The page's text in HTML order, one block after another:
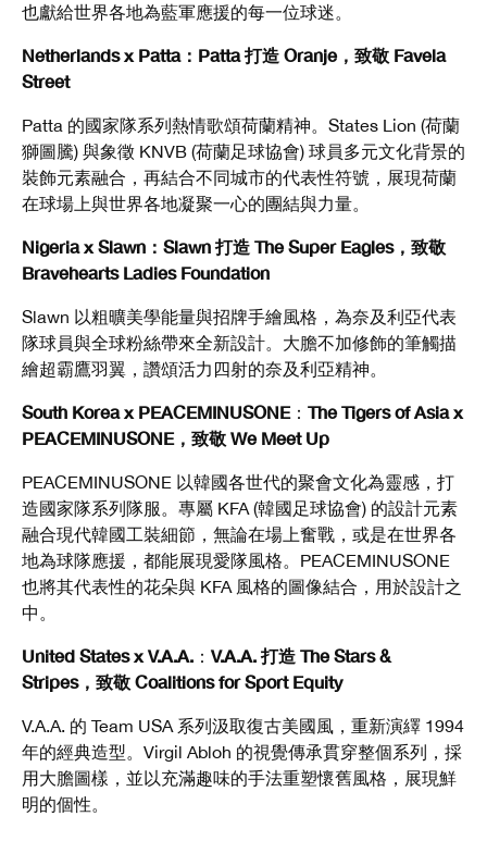
也獻給世界各地為藍軍應援的每一位球迷。
Netherlands x Patta：Patta 打造 Oranje，致敬 Favela
Street
Patta 的國家隊系列熱情歌頌荷蘭精神。States Lion (荷蘭
獅圖騰) 與象徵 KNVB (荷蘭足球協會) 球員多元文化背景的
裝飾元素融合，再結合不同城市的代表性符號，展現荷蘭
在球場上與世界各地凝聚一心的團結與力量。
Nigeria x Slawn：Slawn 打造 The Super Eagles，致敬
Bravehearts Ladies Foundation
Slawn 以粗曠美學能量與招牌手繪風格，為奈及利亞代表
隊球員與全球粉絲帶來全新設計。大膽不加修飾的筆觸描
繪超霸鷹羽翼，讚頌活力四射的奈及利亞精神。
South Korea x PEACEMINUSONE： The Tigers of Asia x
PEACEMINUSONE，致敬 We Meet Up
PEACEMINUSONE 以韓國各世代的聚會文化為靈感，打
造國家隊系列隊服。專屬 KFA (韓國足球協會) 的設計元素
融合現代韓國工裝細節，無論在場上奮戰，或是在世界各
地為球隊應援，都能展現愛隊風格。PEACEMINUSONE
也將其代表性的花朵與 KFA 風格的圖像結合，用於設計之
中。
United States x V.A.A. ： V.A.A. 打造 The Stars &
Stripes，致敬 Coalitions for Sport Equity
V.A.A. 的 Team USA 系列汲取復古美國風，重新演繹 1994
年的經典造型。Virgil Abloh 的視覺傳承貫穿整個系列，採
用大膽圖樣，並以充滿趣味的手法重塑懷舊風格，展現鮮
明的個性。